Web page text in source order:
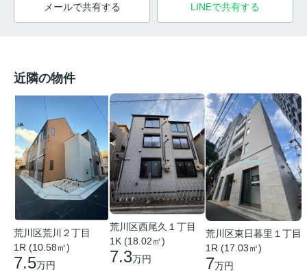
メールで共有する LINEで共有する
近隣の物件
荒川区荒川２丁目
1R (10.58㎡)
7.5万円
荒川区西尾久１丁目
1K (18.02㎡)
7.3万円
荒川区東日暮里１丁目
1R (17.03㎡)
7万円